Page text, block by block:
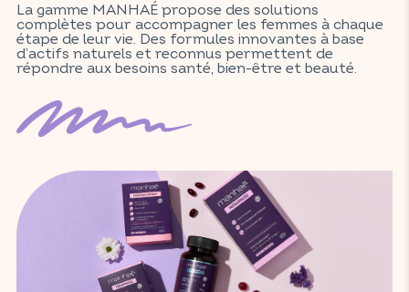
La gamme MANHAÉ propose des solutions
complètes pour accompagner les femmes à chaque
étape de leur vie. Des formules innovantes à base
d’actifs naturels et reconnus permettent de
répondre aux besoins santé, bien-être et beauté.